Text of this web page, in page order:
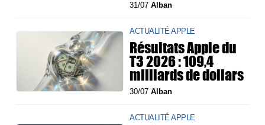
31/07Alban
ACTUALITÉ APPLE
Résultats Apple du
T3 2026 : 109,4
milliards de dollars
30/07Alban
ACTUALITÉ APPLE